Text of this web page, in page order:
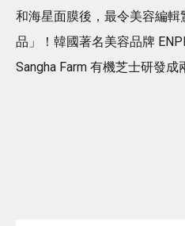
和海星面膜後，最令美容編
品」！韓國著名美容品牌
Sangha Farm 有機芝士研發成